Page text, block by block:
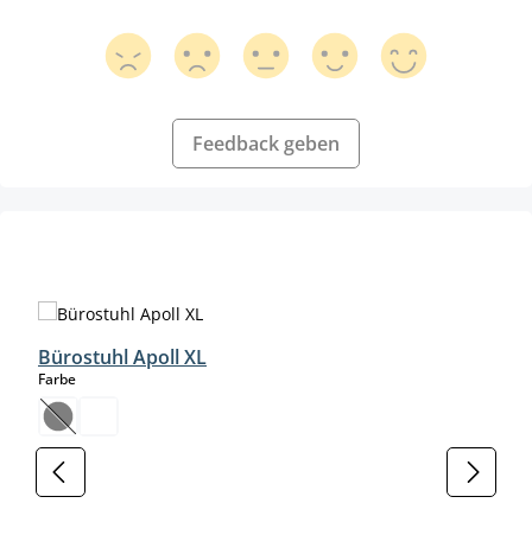
Feedback geben
Bürostuhl Apoll XL
Farbeauswählen
(Diese Option ist zurzeit nicht verfügbar.)